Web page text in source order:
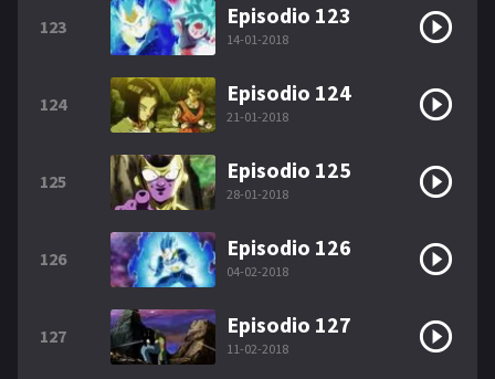
123 Episodio 123
14-01-2018
124 Episodio 124
21-01-2018
125 Episodio 125
28-01-2018
126 Episodio 126
04-02-2018
127 Episodio 127
11-02-2018